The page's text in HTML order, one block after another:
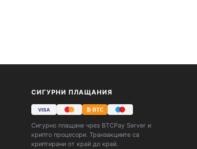
СИГУРНИ ПЛАЩАНИЯ
VISA ₿ BTC
Сигурно плащане чрез BTCPay Server и
крипто процесори. Транзакциите са
криптирани от край до край.